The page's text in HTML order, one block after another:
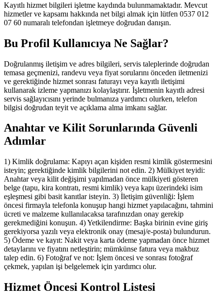
Kayıtlı hizmet bilgileri işletme kaydında bulunmamaktadır. Mevcut
hizmetler ve kapsamı hakkında net bilgi almak için lütfen 0537 012
07 60 numaralı telefondan işletmeye doğrudan danışın.
Bu Profil Kullanıcıya Ne Sağlar?
Doğrulanmış iletişim ve adres bilgileri, servis taleplerinde doğrudan
temasa geçmenizi, randevu veya fiyat sorularını önceden iletmenizi
ve gerektiğinde hizmet sonrası faturayı veya kayıtlı iletişimi
kullanarak izleme yapmanızı kolaylaştırır. İşletmenin kayıtlı adresi
servis sağlayıcısını yerinde bulmanıza yardımcı olurken, telefon
bilgisi doğrudan teyit ve açıklama alma imkanı sağlar.
Anahtar ve Kilit Sorunlarında Güvenli
Adımlar
1) Kimlik doğrulama: Kapıyı açan kişiden resmi kimlik göstermesini
isteyin; gerektiğinde kimlik bilgilerini not edin. 2) Mülkiyet teyidi:
Anahtar veya kilit değişimi yapılmadan önce mülkiyeti gösteren
belge (tapu, kira kontratı, resmi kimlik) veya kapı üzerindeki isim
eşleşmesi gibi basit kanıtlar isteyin. 3) İletişim güvenliği: İşlem
öncesi firmayla telefonla konuşup hangi hizmet yapılacağını, tahmini
ücreti ve malzeme kullanılacaksa tarafınızdan onay gerekip
gerekmediğini konuşun. 4) Yetkilendirme: Başka birinin evine giriş
gerekiyorsa yazılı veya elektronik onay (mesaj/e-posta) bulundurun.
5) Ödeme ve kayıt: Nakit veya karta ödeme yapmadan önce hizmet
detaylarını ve fiyatını netleştirin; mümkünse fatura veya makbuz
talep edin. 6) Fotoğraf ve not: İşlem öncesi ve sonrası fotoğraf
çekmek, yapılan işi belgelemek için yardımcı olur.
Hizmet Öncesi Kontrol Listesi